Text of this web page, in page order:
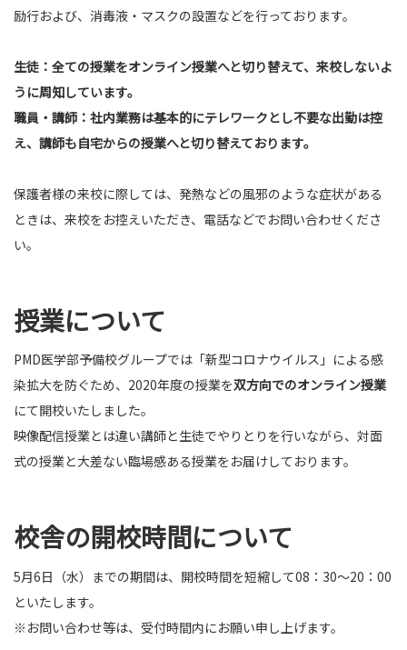
励行および、消毒液・マスクの設置などを行っております。
生徒：全ての授業をオンライン授業へと切り替えて、来校しないよ
うに周知しています。
職員・講師：社内業務は基本的にテレワークとし不要な出勤は控
え、講師も自宅からの授業へと切り替えております。
保護者様の来校に際しては、発熱などの風邪のような症状がある
ときは、来校をお控えいただき、電話などでお問い合わせくださ
い。
授業について
PMD医学部予備校グループでは「新型コロナウイルス」による感
染拡大を防ぐため、2020年度の授業を双方向でのオンライン授業
にて開校いたしました。
映像配信授業とは違い講師と生徒でやりとりを行いながら、対面
式の授業と大差ない臨場感ある授業をお届けしております。
校舎の開校時間について
5月6日（水）までの期間は、開校時間を短縮して08：30～20：00
といたします。
※お問い合わせ等は、受付時間内にお願い申し上げます。